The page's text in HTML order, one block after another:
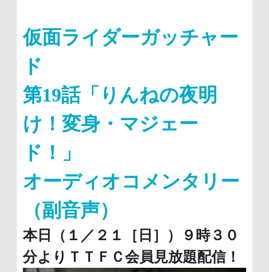
仮面ライダーガッチャー
ド
第19話「りんねの夜明
け！変身・マジェー
ド！」
オーディオコメンタリー
（副音声）
本日（１／２１［日］）９時３０
分よりＴＴＦＣ会員見放題配信！